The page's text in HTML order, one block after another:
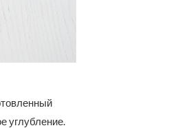
углубление.